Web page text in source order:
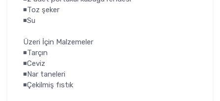
◾Toz şeker
◾Su
Üzeri İçin Malzemeler
◾Tarçın
◾Ceviz
◾Nar taneleri
◾Çekilmiş fıstık